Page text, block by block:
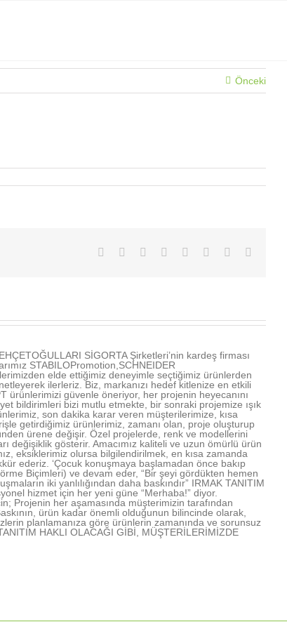
Önceki
Facebook Reddit LinkedIn
TumblrPinterest
SİGORTA Şirketleri’nin kardeş firması
STABILOPromotion,SCHNEIDER
elde ettiğimiz deneyimle seçtiğimiz ürünlerden
ilerleriz. Biz, markanızı hedef kitlenize en etkili
ürünlerimizi güvenle öneriyor, her projenin heyecanını
bildirimleri bizi mutlu etmekte, bir sonraki projemize ışık
son dakika karar veren müşterilerimize, kısa
getirdiğimiz ürünlerimiz, zamanı olan, proje oluşturup
ürene değişir. Özel projelerde, renk ve modellerini
değişiklik gösterir. Amacımız kaliteli ve uzun ömürlü ürün
eksiklerimiz olursa bilgilendirilmek, en kısa zamanda
ederiz. ‘Çocuk konuşmaya başlamadan önce bakıp
Biçimleri) ve devam eder, “Bir şeyi gördükten hemen
iki yanlılığından daha baskındır” IRMAK TANITIM
hizmet için her yeni güne “Merhaba!” diyor.
Projenin her aşamasında müşterimizin tarafından
ürün kadar önemli olduğunun bilincinde olarak,
planlamanıza göre ürünlerin zamanında ve sorunsuz
HAKLI OLACAĞI GİBİ, MÜŞTERİLERİMİZDE